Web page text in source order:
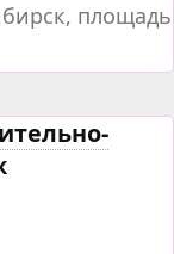
площадь